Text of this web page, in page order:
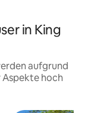
in King
aufgrund
Aspekte hoch